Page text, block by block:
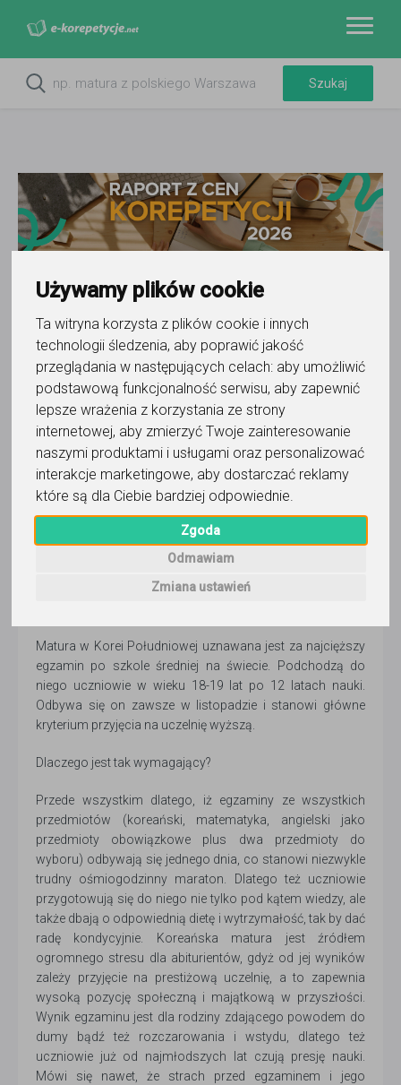
Używamy plików cookie
Ta witryna korzysta z plików cookie i innych
technologii śledzenia, aby poprawić jakość
przeglądania w następujących celach: aby umożliwić
podstawową funkcjonalność serwisu, aby zapewnić
lepsze wrażenia z korzystania ze strony
internetowej, aby zmierzyć Twoje zainteresowanie
naszymi produktami i usługami oraz personalizować
interakcje marketingowe, aby dostarczać reklamy
które są dla Ciebie bardziej odpowiednie.
Zgoda
Odmawiam
Zmiana ustawień
Matura na świecie – co zdają
uczniowie w innych krajach
Administracja serwisu
18 kwietnia 2024
- 9 min czytania
Już od 7 maja maturzyści z całej Polski zaczną zmagać
się z najpoważniejszym egzaminem w swoim
dotychczasowym życiu. Podobny egzamin zdają młodzi
gorzej od naszych maturzystów :)
Suneung, czyli najtrudniejsza
Matura w Korei Południowej uznawana jest za najcięższy
egzamin po szkole średniej na świecie. Podchodzą do
niego uczniowie w wieku 18-19 lat po 12 latach nauki.
Odbywa się on zawsze w listopadzie i stanowi główne
kryterium przyjęcia na uczelnię wyższą.
Dlaczego jest tak wymagający?
Przede wszystkim dlatego, iż egzaminy ze wszystkich
przedmiotów (koreański, matematyka, angielski jako
przedmioty obowiązkowe plus dwa przedmioty do
wyboru) odbywają się jednego dnia, co stanowi niezwykle
trudny ośmiogodzinny maraton. Dlatego też uczniowie
przygotowują się do niego nie tylko pod kątem wiedzy, ale
także dbają o odpowiednią dietę i wytrzymałość, tak by dać
radę kondycyjnie. Koreańska matura jest źródłem
ogromnego stresu dla abiturientów, gdyż od jej wyników
zależy przyjęcie na prestiżową uczelnię, a to zapewnia
wysoką pozycję społeczną i majątkową w przyszłości.
Wynik egzaminu jest dla rodziny zdającego powodem do
dumy bądź też rozczarowania i wstydu, dlatego też
uczniowie już od najmłodszych lat czują presję nauki.
Mówi się nawet, że strach przed egzaminem i jego